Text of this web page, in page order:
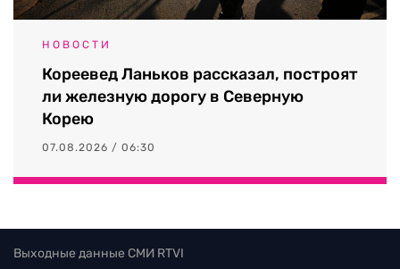
НОВОСТИ
Кореевед Ланьков рассказал, построят
ли железную дорогу в Северную
Корею
07.08.2026 / 06:30
Выходные данные СМИ RTVI